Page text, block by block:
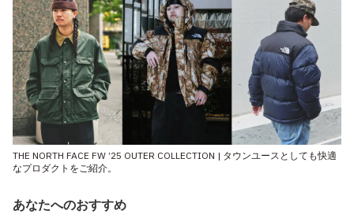
THE NORTH FACE FW ’25 OUTER COLLECTION | タウンユースとしても快適
なプロダクトをご紹介。
あなたへのおすすめ